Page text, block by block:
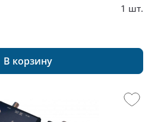
1 шт.
В корзину